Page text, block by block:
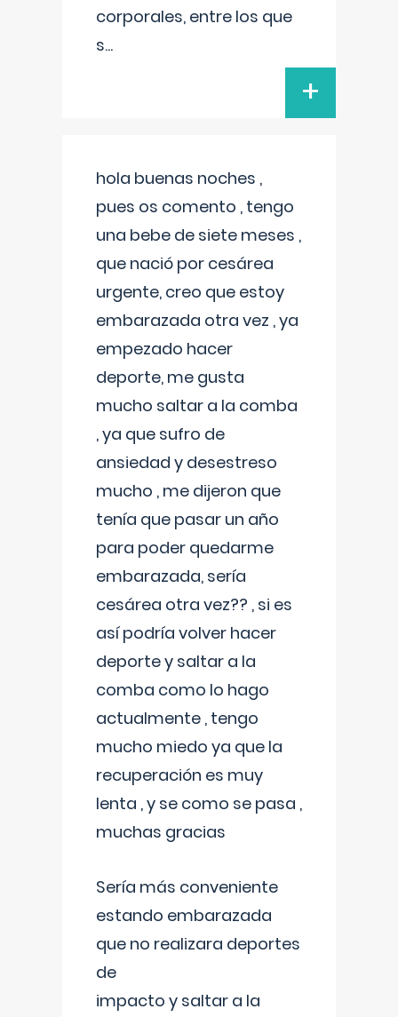
corporales, entre los que
s...
+
hola buenas noches ,
pues os comento , tengo
una bebe de siete meses ,
que nació por cesárea
urgente, creo que estoy
embarazada otra vez , ya
empezado hacer
deporte, me gusta
mucho saltar a la comba
, ya que sufro de
ansiedad y desestreso
mucho , me dijeron que
tenía que pasar un año
para poder quedarme
embarazada, sería
cesárea otra vez?? , si es
así podría volver hacer
deporte y saltar a la
comba como lo hago
actualmente , tengo
mucho miedo ya que la
recuperación es muy
lenta , y se como se pasa ,
muchas gracias
Sería más conveniente
estando embarazada
que no realizara deportes
de
impacto y saltar a la